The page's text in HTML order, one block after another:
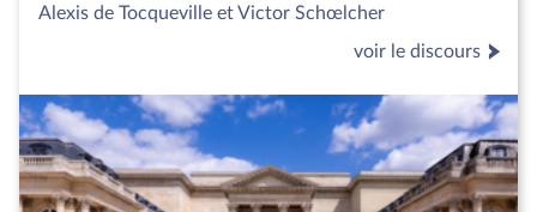
Alexis de Tocqueville et Victor Schœlcher
voir le discours